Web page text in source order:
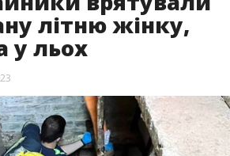
літню жінку,
у льох